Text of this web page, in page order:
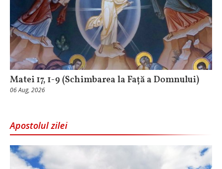
Matei 17, 1-9 (Schimbarea la Față a Domnului)
06 Aug, 2026
Apostolul zilei